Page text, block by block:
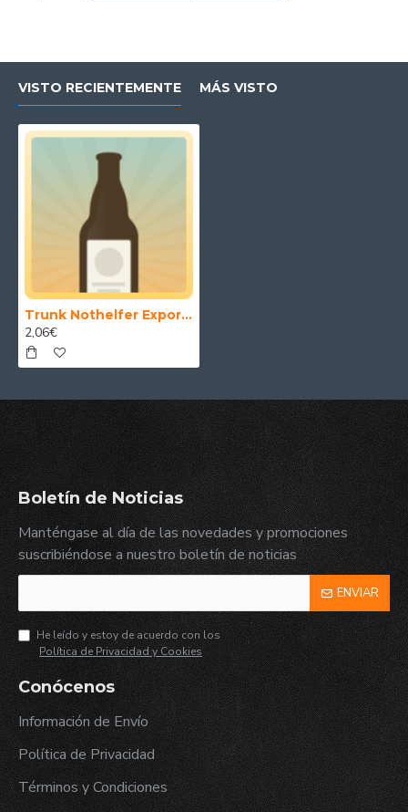
VISTO RECIENTEMENTE MÁS VISTO
Trunk Nothelfer Expor Dunkel 50 cl.
2,06€
Boletín de Noticias
Manténgase al día de las novedades y promociones
suscribiéndose a nuestro boletín de noticias
ENVIAR
He leído y estoy de acuerdo con los
Política de Privacidad y Cookies
Conócenos
Información de Envío
Política de Privacidad
Términos y Condiciones